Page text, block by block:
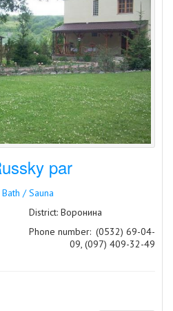
par
Bath / Sauna
District: Воронина
Phone number: (0532) 69-04-
09, (097) 409-32-49